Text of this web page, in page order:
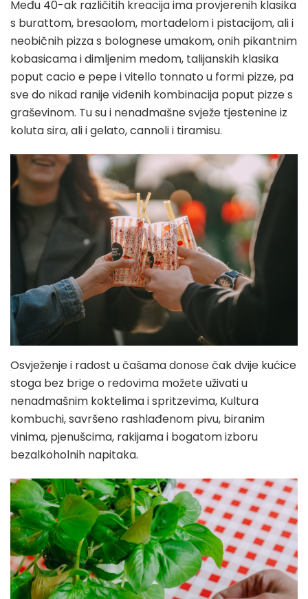
Među 40-ak različitih kreacija ima provjerenih klasika
s burattom, bresaolom, mortadelom i pistacijom, ali i
neobičnih pizza s bolognese umakom, onih pikantnim
kobasicama i dimljenim medom, talijanskih klasika
poput cacio e pepe i vitello tonnato u formi pizze, pa
sve do nikad ranije viđenih kombinacija poput pizze s
graševinom. Tu su i nenadmašne svježe tjestenine iz
koluta sira, ali i gelato, cannoli i tiramisu.
Osvježenje i radost u čašama donose čak dvije kućice
stoga bez brige o redovima možete uživati u
nenadmašnim koktelima i spritzevima, Kultura
kombuchi, savršeno rashlađenom pivu, biranim
vinima, pjenušcima, rakijama i bogatom izboru
bezalkoholnih napitaka.